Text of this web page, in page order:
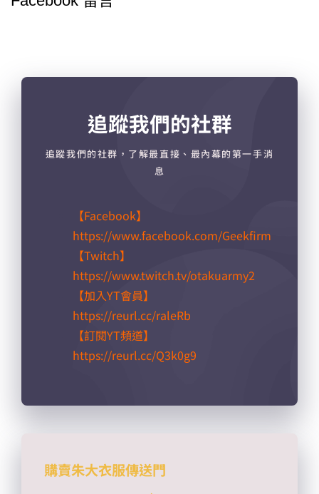
追蹤我們的社群
追蹤我們的社群，了解最直接、最內幕的第一手消
息
【Facebook】
https://www.facebook.com/Geekfirm
【Twitch】
https://www.twitch.tv/otakuarmy2
【加入YT會員】
https://reurl.cc/raleRb​
【訂閱YT頻道】
https://reurl.cc/Q3k0g9​
購賣朱大衣服傳送門